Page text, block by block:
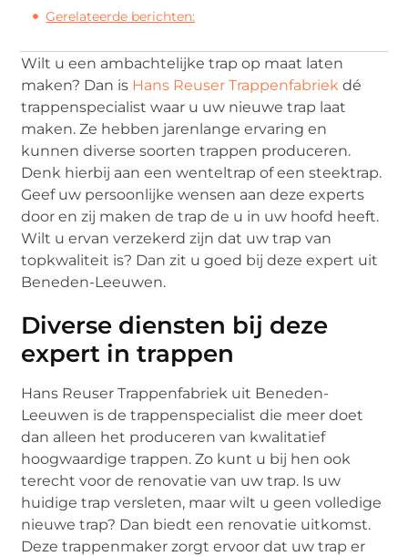
Gerelateerde berichten:
Wilt u een ambachtelijke trap op maat laten
maken? Dan is Hans Reuser Trappenfabriek dé
trappenspecialist waar u uw nieuwe trap laat
maken. Ze hebben jarenlange ervaring en
kunnen diverse soorten trappen produceren.
Denk hierbij aan een wenteltrap of een steektrap.
Geef uw persoonlijke wensen aan deze experts
door en zij maken de trap de u in uw hoofd heeft.
Wilt u ervan verzekerd zijn dat uw trap van
topkwaliteit is? Dan zit u goed bij deze expert uit
Beneden-Leeuwen.
Diverse diensten bij deze
expert in trappen
Hans Reuser Trappenfabriek uit Beneden-
Leeuwen is de trappenspecialist die meer doet
dan alleen het produceren van kwalitatief
hoogwaardige trappen. Zo kunt u bij hen ook
terecht voor de renovatie van uw trap. Is uw
huidige trap versleten, maar wilt u geen volledige
nieuwe trap? Dan biedt een renovatie uitkomst.
Deze trappenmaker zorgt ervoor dat uw trap er